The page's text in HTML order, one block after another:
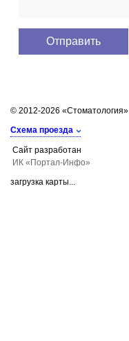
© 2012-2026 «Стоматология»
Схема проезда
Сайт разработан
ИК «Портал-Инфо»
загрузка карты...